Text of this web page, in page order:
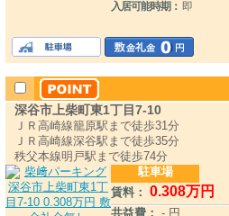
入居可能時期： 即
深谷市上柴町東1丁目7-10
ＪＲ高崎線籠原駅まで徒歩31分
ＪＲ高崎線深谷駅まで徒歩35分
秩父本線明戸駅まで徒歩74分
駐車場
賃料： 0.308万円
共益費： - 円